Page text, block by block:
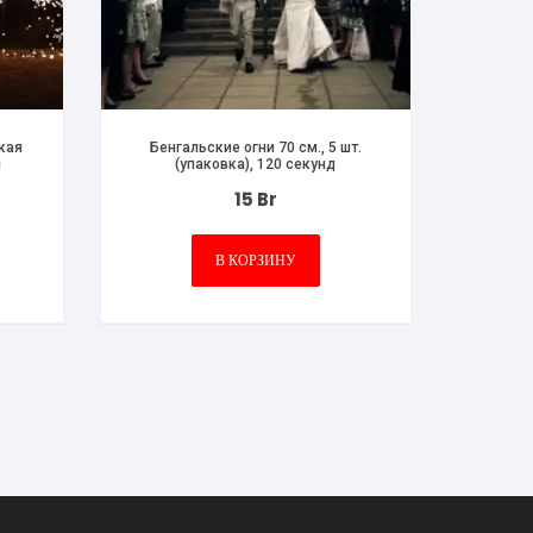
Бенгальские огни 70 см., 5 шт.
(упаковка), 120 секунд
15 Br
В КОРЗИНУ